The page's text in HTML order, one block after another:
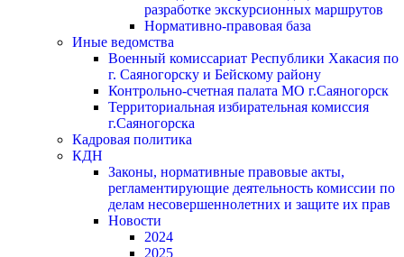
разработке экскурсионных маршрутов
Нормативно-правовая база
Иные ведомства
Военный комиссариат Республики Хакасия по
г. Саяногорску и Бейскому району
Контрольно-счетная палата МО г.Саяногорск
Территориальная избирательная комиссия
г.Саяногорска
Кадровая политика
КДН
Законы, нормативные правовые акты,
регламентирующие деятельность комиссии по
делам несовершеннолетних и защите их прав
Новости
2024
2025